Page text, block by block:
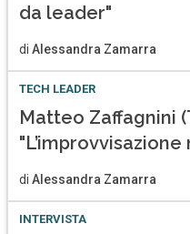
da leader"
di Alessandra Zamarra
TECH LEADER
Matteo Zaffagnini
di Alessandra Zamarra
INTERVISTA